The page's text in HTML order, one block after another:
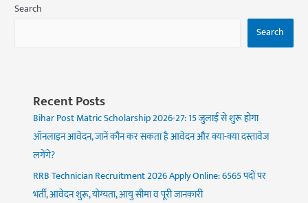
Search
Search
Recent Posts
Bihar Post Matric Scholarship 2026-27: 15 जुलाई से शुरू होगा
ऑनलाइन आवेदन, जानें कौन कर सकता है आवेदन और क्या-क्या दस्तावेज
लगेंगे?
RRB Technician Recruitment 2026 Apply Online: 6565 पदों पर
भर्ती, आवेदन शुरू, योग्यता, आयु सीमा व पूरी जानकारी